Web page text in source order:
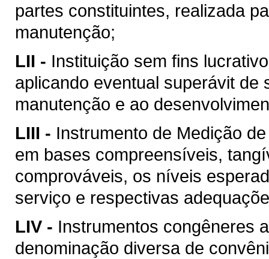
partes constituintes, realizada
manutenção;
LII - Instituição sem fins
aplicando eventual superávit de
manutenção e ao
LIII - Instrumento de Medição
em bases compreensíveis,
comprováveis, os níveis
serviço e respectivas
LIV - Instrumentos congêneres
denominação diversa de